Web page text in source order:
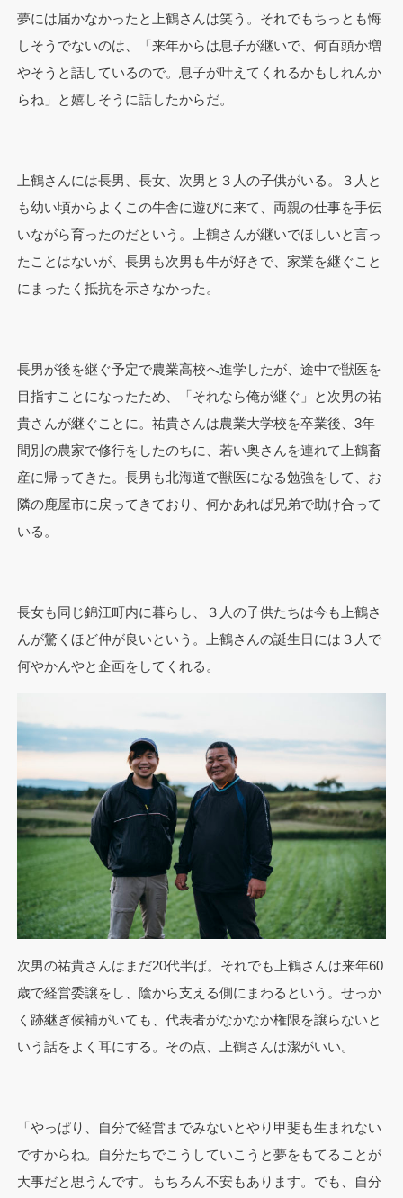
夢には届かなかったと上鶴さんは笑う。それでもちっとも悔
しそうでないのは、「来年からは息子が継いで、何百頭か増
やそうと話しているので。息子が叶えてくれるかもしれんか
らね」と嬉しそうに話したからだ。
上鶴さんには長男、長女、次男と３人の子供がいる。３人と
も幼い頃からよくこの牛舎に遊びに来て、両親の仕事を手伝
いながら育ったのだという。上鶴さんが継いでほしいと言っ
たことはないが、長男も次男も牛が好きで、家業を継ぐこと
にまったく抵抗を示さなかった。
長男が後を継ぐ予定で農業高校へ進学したが、途中で獣医を
目指すことになったため、「それなら俺が継ぐ」と次男の祐
貴さんが継ぐことに。祐貴さんは農業大学校を卒業後、3年
間別の農家で修行をしたのちに、若い奥さんを連れて上鶴畜
産に帰ってきた。長男も北海道で獣医になる勉強をして、お
隣の鹿屋市に戻ってきており、何かあれば兄弟で助け合って
いる。
長女も同じ錦江町内に暮らし、３人の子供たちは今も上鶴さ
んが驚くほど仲が良いという。上鶴さんの誕生日には３人で
何やかんやと企画をしてくれる。
次男の祐貴さんはまだ20代半ば。それでも上鶴さんは来年60
歳で経営委譲をし、陰から支える側にまわるという。せっか
く跡継ぎ候補がいても、代表者がなかなか権限を譲らないと
いう話をよく耳にする。その点、上鶴さんは潔がいい。
「やっぱり、自分で経営までみないとやり甲斐も生まれない
ですからね。自分たちでこうしていこうと夢をもてることが
大事だと思うんです。もちろん不安もあります。でも、自分